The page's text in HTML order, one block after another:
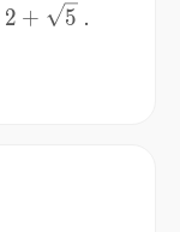
2+\sqrt{5}
2 + 5 .